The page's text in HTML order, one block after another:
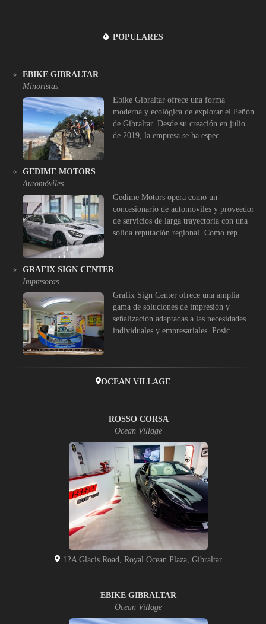
POPULARES
EBIKE GIBRALTAR
Minoristas
Ebike Gibraltar ofrece una forma
moderna y ecológica de explorar el Peñón
de Gibraltar. Desde su creación en julio
de 2019, la empresa se ha espec ...
GEDIME MOTORS
Automóviles
Gedime Motors opera como un
concesionario de automóviles y proveedor
de servicios de larga trayectoria con una
sólida reputación regional. Como rep ...
GRAFIX SIGN CENTER
Impresoras
Grafix Sign Center ofrece una amplia
gama de soluciones de impresión y
señalización adaptadas a las necesidades
individuales y empresariales. Posic ...
OCEAN VILLAGE
ROSSO CORSA
Ocean Village
12A Glacis Road, Royal Ocean Plaza, Gibraltar
EBIKE GIBRALTAR
Ocean Village